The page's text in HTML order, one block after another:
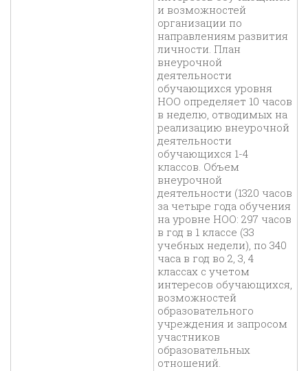
и возможностей
организации по
направлениям развития
личности. План
внеурочной
деятельности
обучающихся уровня
НОО определяет 10 часов
в неделю, отводимых на
реализацию внеурочной
деятельности
обучающихся 1-4
классов. Объем
внеурочной
деятельности (1320 часов
за четыре года обучения
на уровне НОО: 297 часов
в год в 1 классе (33
учебных недели), по 340
часа в год во 2, 3, 4
классах с учетом
интересов обучающихся,
возможностей
образовательного
учреждения и запросом
участников
образовательных
отношений.